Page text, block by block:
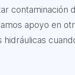
contaminación
apoyo en